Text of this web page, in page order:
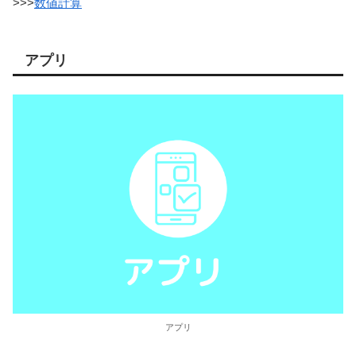
>>>数値計算
アプリ
アプリ